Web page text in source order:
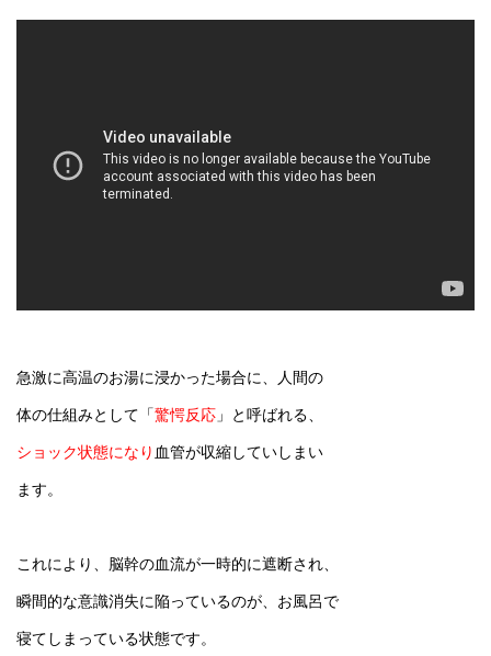
急激に高温のお湯に浸かった場合に、人間の
体の仕組みとして「驚愕反応 」と呼ばれる、
ショック状態になり 血管が収縮していしまい
ます。
これにより、脳幹の血流が一時的に遮断され、
瞬間的な意識消失に陥っているのが、お風呂で
寝てしまっている状態です。